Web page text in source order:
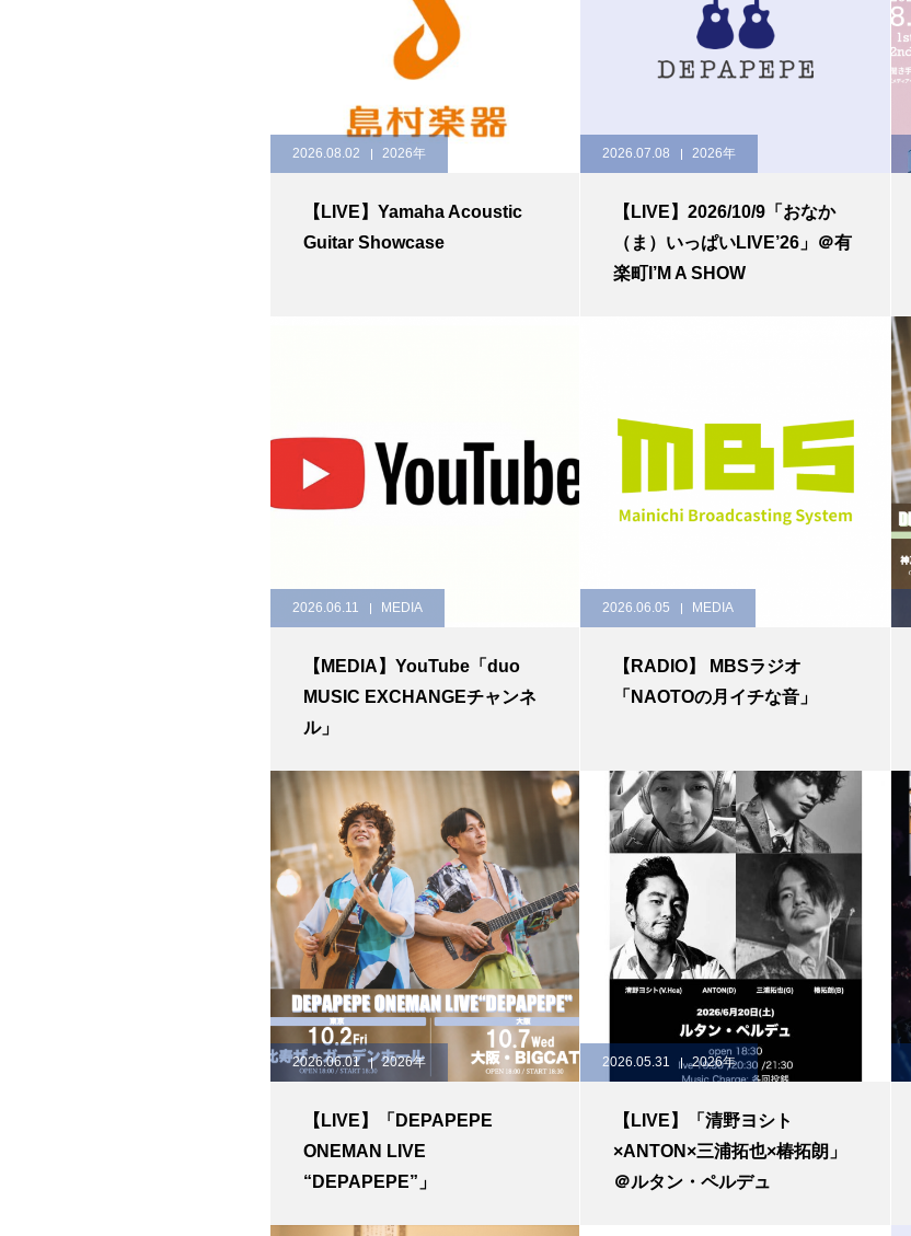
2026.08.02 2026年
【LIVE】Yamaha Acoustic
Guitar Showcase
2026.07.08 2026年
【LIVE】2026/10/9「おなか
（ま）いっぱいLIVE’26」＠有
楽町I’M A SHOW
2026.06.11 MEDIA
【MEDIA】YouTube「duo
MUSIC EXCHANGEチャンネ
ル」
2026.06.05 MEDIA
【RADIO】 MBSラジオ
「NAOTOの月イチな音」
2026.06.01 2026年
【LIVE】「DEPAPEPE
ONEMAN LIVE
“DEPAPEPE”」
2026.05.31 2026年
【LIVE】「清野ヨシト
×ANTON×三浦拓也×椿拓朗」
＠ルタン・ペルデュ